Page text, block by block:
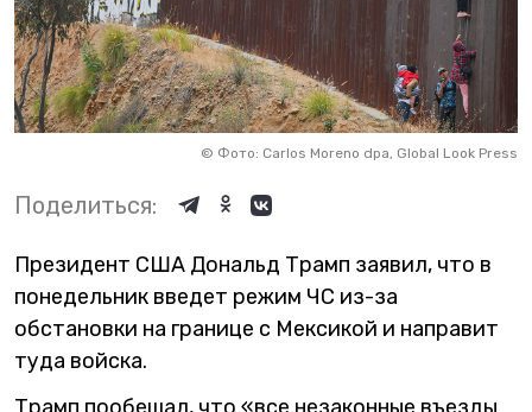
© Фото: Carlos Moreno dpa, Global Look Press
Поделиться:
Президент США Дональд Трамп заявил, что в
понедельник введет режим ЧС из-за
обстановки на границе с Мексикой и направит
туда войска.
Трамп пообещал, что «все незаконные въезды